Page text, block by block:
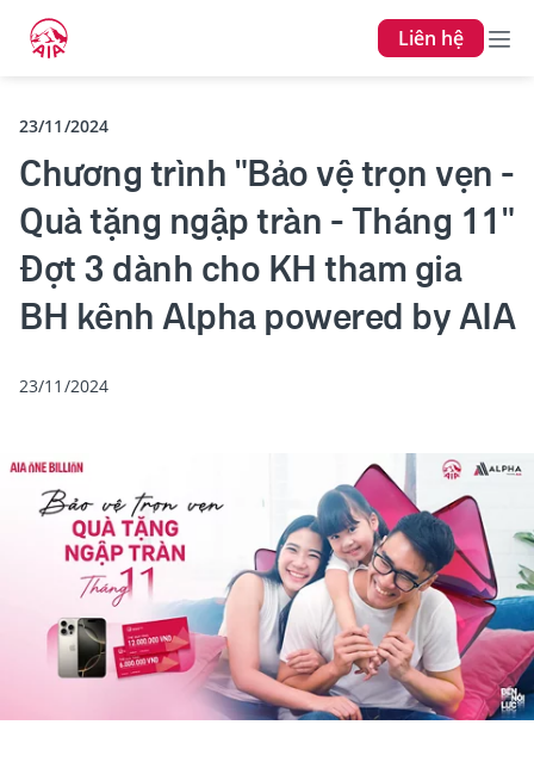
Liên hệ
23/11/2024
Chương trình "Bảo vệ trọn vẹn -
Quà tặng ngập tràn - Tháng 11"
Đợt 3 dành cho KH tham gia
BH kênh Alpha powered by AIA
23/11/2024